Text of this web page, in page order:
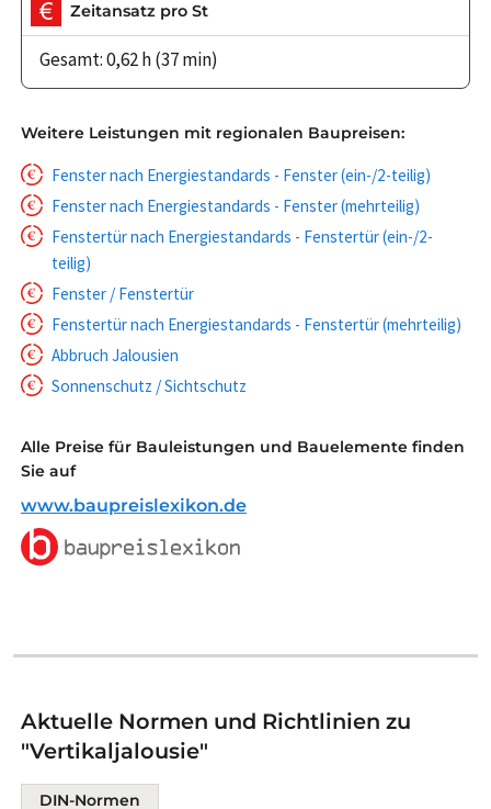
Zeitansatz pro St
Gesamt: 0,62 h (37 min)
Weitere Leistungen mit regionalen Baupreisen:
Fenster nach Energiestandards - Fenster (ein-/2-teilig)
Fenster nach Energiestandards - Fenster (mehrteilig)
Fenstertür nach Energiestandards - Fenstertür (ein-/2-
teilig)
Fenster / Fenstertür
Fenstertür nach Energiestandards - Fenstertür (mehrteilig)
Abbruch Jalousien
Sonnenschutz / Sichtschutz
Alle Preise für Bauleistungen und Bauelemente finden
Sie auf
www.baupreislexikon.de
Aktuelle Normen und Richtlinien zu
"Vertikaljalousie"
DIN-Normen